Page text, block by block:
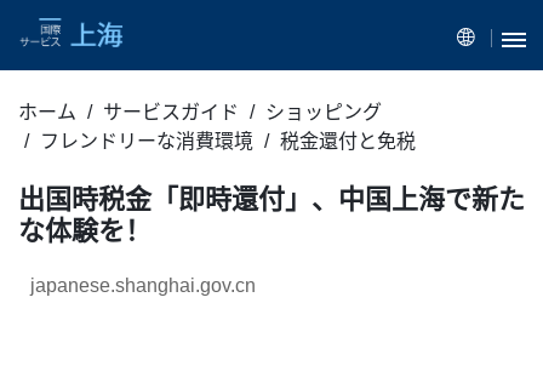
ホーム サービスガイド
ショッピング
フレンドリーな消費環境
税金還付と免税
出国時税金「即時還付」、中国上海で新た
な体験を！
japanese.shanghai.gov.cn